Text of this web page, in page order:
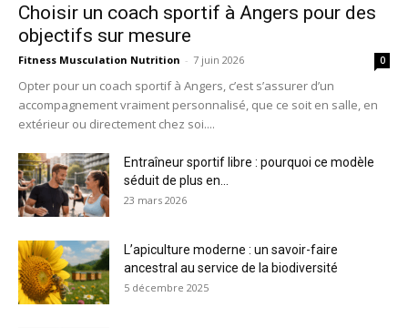
Choisir un coach sportif à Angers pour des
objectifs sur mesure
Fitness Musculation Nutrition - 7 juin 2026 0
Opter pour un coach sportif à Angers, c’est s’assurer d’un
accompagnement vraiment personnalisé, que ce soit en salle, en
extérieur ou directement chez soi....
Entraîneur sportif libre : pourquoi ce modèle
séduit de plus en...
23 mars 2026
L’apiculture moderne : un savoir-faire
ancestral au service de la biodiversité
5 décembre 2025